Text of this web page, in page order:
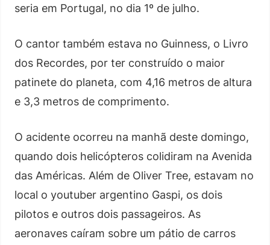
seria em Portugal, no dia 1º de julho.
O cantor também estava no Guinness, o Livro
dos Recordes, por ter construído o maior
patinete do planeta, com 4,16 metros de altura
e 3,3 metros de comprimento.
O acidente ocorreu na manhã deste domingo,
quando dois helicópteros colidiram na Avenida
das Américas. Além de Oliver Tree, estavam no
local o youtuber argentino Gaspi, os dois
pilotos e outros dois passageiros. As
aeronaves caíram sobre um pátio de carros